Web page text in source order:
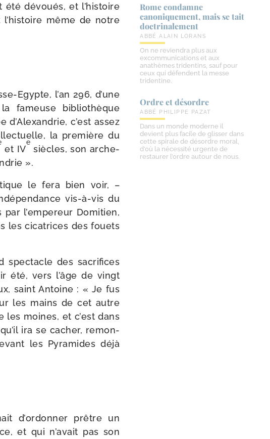
dévoués, et l’histoire
même de notre
​Egypte, l’an 296, d’une
fameuse biblio­thèque
d’Alexandrie, c’est assez
la pre­mière du
et IV
e
siècles, son arche­
».
le fera bien voir, –
vis-​à-​vis du
l’empereur Domitien,
les cica­trices des fouets
spec­tacle des sacri­fices
été, vers l’âge de vingt
saint Antoine : « Je fus
les mains de cet autre
les moines, et c’est dans
ira se cacher, remon­
les Pyramides déjà
d’or­donner prêtre un
et qui n’avait pas son
Rome condamne
canoniquement, mais se tait
doctrinalement
ABBÉ ALAIN LORANS
On ne reviendra plus aux
excommunications et aux
anathèmes tridentins, sauf pour
ceux qui défendent la messe
tridentine.
Ordre et désordre
ABBÉ PHILIPPE PAZAT
Dans un monde moderne il
devient plus facile de glisser dans
cette spirale de désordre moral,
d’où la nécessité urgente de
restaurer l’ordre autour de nous.